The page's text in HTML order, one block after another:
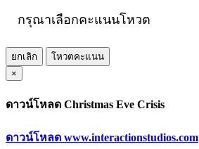
กรุณาเลือกคะแนนโหวต
ยกเลิก
โหวตคะแนน
×
ดาวน์โหลด Christmas Eve Crisis
ดาวน์โหลด www.interactionstudios.com